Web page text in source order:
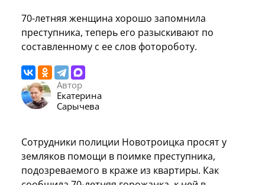
70-летняя женщина хорошо запомнила
преступника, теперь его разыскивают по
составленному с ее слов фотороботу.
Автор
Екатерина
Сарычева
Сотрудники полиции Новотроицка просят у
земляков помощи в поимке преступника,
подозреваемого в краже из квартиры. Как